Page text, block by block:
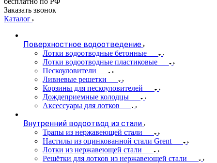
Заказать звонок
Каталог
Поверхностное водоотведение
Лотки водоотводные бетонные
Лотки водоотводные пластиковые
Пескоуловители
Ливневые решетки
Корзины для пескоуловителей
Дождеприемные колодцы
Аксессуары для лотков
Внутренний водоотвод из стали
Трапы из нержавеющей стали
Настилы из оцинкованной стали Grent
Лотки из нержавеющей стали
Решётки для лотков из нержавеющей стали